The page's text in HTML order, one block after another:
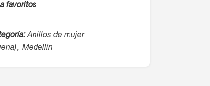
favoritos
Anillos de mujer
, Medellín